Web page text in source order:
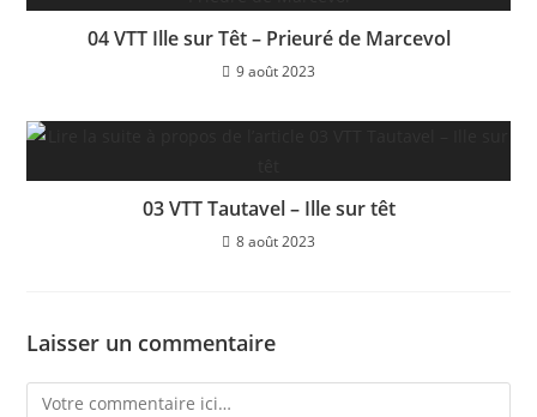
04 VTT Ille sur Têt – Prieuré de Marcevol
9 août 2023
03 VTT Tautavel – Ille sur têt
8 août 2023
Laisser un commentaire